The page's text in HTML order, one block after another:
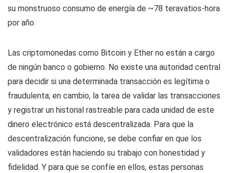
su monstruoso consumo de energía de ~78 teravatios-hora
por año.
Las criptomonedas como Bitcoin y Ether no están a cargo
de ningún banco o gobierno. No existe una autoridad central
para decidir si una determinada transacción es legítima o
fraudulenta; en cambio, la tarea de validar las transacciones
y registrar un historial rastreable para cada unidad de este
dinero electrónico está descentralizada. Para que la
descentralización funcione, se debe confiar en que los
validadores están haciendo su trabajo con honestidad y
fidelidad. Y para que se confíe en ellos, estas personas